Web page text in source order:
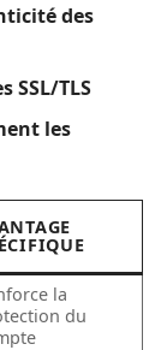
des
SSL/TLS
les
la
du